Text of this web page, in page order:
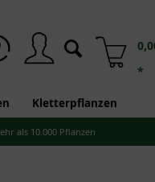
*
Kletterpflanzen
als 10.000 Pflanzen